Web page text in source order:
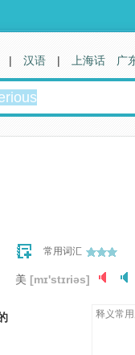
常用词汇
美 [mɪ'stɪriəs]
释义常
| 汉语 | 上海话 广